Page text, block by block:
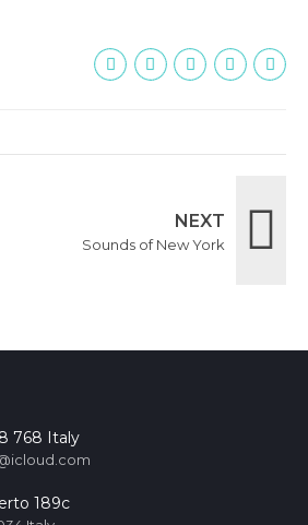
NEXT
Sounds of New York
768 Italy
189c